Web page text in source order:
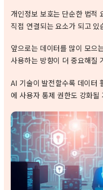
개인정보 보호는 단순한 법적
직접 연결되는 요소가 되고 있
앞으로는 데이터를 많이 모으
사용하는 방향이 더 중요해질
AI 기술이 발전할수록 데이터
에 사용자 통제 권한도 강화될